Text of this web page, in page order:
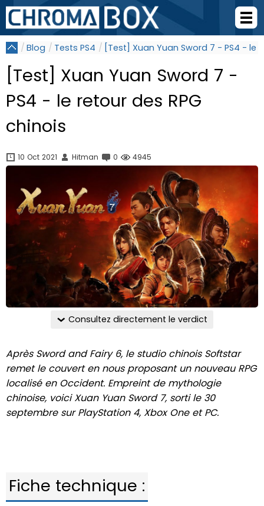
Blog Tests PS4 [Test] Xuan Yuan Sword 7 - PS4 - le
[Test] Xuan Yuan Sword 7 -
PS4 - le retour des RPG
chinois
10 Oct 2021 Hitman 0 4945
Consultez directement le verdict
Après Sword and Fairy 6, le studio chinois Softstar
remet le couvert en nous proposant un nouveau RPG
localisé en Occident. Empreint de mythologie
chinoise, voici Xuan Yuan Sword 7, sorti le 30
septembre sur PlayStation 4, Xbox One et PC.
Fiche technique :